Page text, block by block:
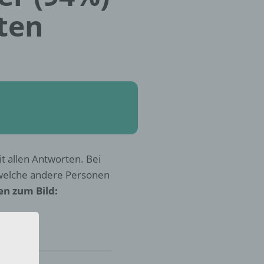
allen Antworten. Bei
andere Personen
zum Bild: